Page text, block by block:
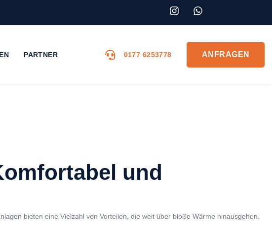
I
W
T
S
A
P
PARTNER 0177 6253778 ANFRAGEN
und
bieten eine Vielzahl von Vorteilen, die weit über bloße Wärme hinausgehen.